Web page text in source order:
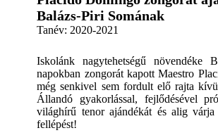
Balázs-Piri Somának
Tanév: 2020-2021
Iskolánk nagytehetségű növendéke
napokban zongorát kapott Maestro
még senkivel sem fordult elő rajta
Állandó gyakorlással, fejlődésével
világhírű tenor ajándékát és alig
fellépést!